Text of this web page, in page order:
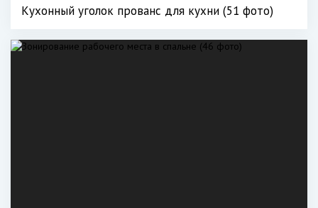
Кухонный уголок прованс для кухни (51 фото)